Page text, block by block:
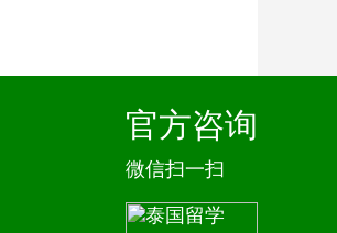
官方咨询
微信扫一扫